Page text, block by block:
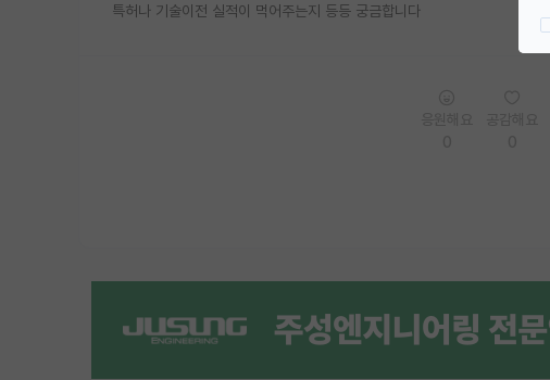
특허나 기술이전 실적이 먹어주는지 등등 궁금합니다